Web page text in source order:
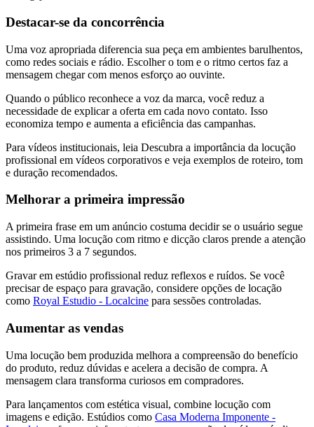
Destacar-se da concorrência
Uma voz apropriada diferencia sua peça em ambientes barulhentos,
como redes sociais e rádio. Escolher o tom e o ritmo certos faz a
mensagem chegar com menos esforço ao ouvinte.
Quando o público reconhece a voz da marca, você reduz a
necessidade de explicar a oferta em cada novo contato. Isso
economiza tempo e aumenta a eficiência das campanhas.
Para vídeos institucionais, leia Descubra a importância da locução
profissional em vídeos corporativos e veja exemplos de roteiro, tom
e duração recomendados.
Melhorar a primeira impressão
A primeira frase em um anúncio costuma decidir se o usuário segue
assistindo. Uma locução com ritmo e dicção claros prende a atenção
nos primeiros 3 a 7 segundos.
Gravar em estúdio profissional reduz reflexos e ruídos. Se você
precisar de espaço para gravação, considere opções de locação
como Royal Estudio - Localcine para sessões controladas.
Aumentar as vendas
Uma locução bem produzida melhora a compreensão do benefício
do produto, reduz dúvidas e acelera a decisão de compra. A
mensagem clara transforma curiosos em compradores.
Para lançamentos com estética visual, combine locução com
imagens e edição. Estúdios como Casa Moderna Imponente -